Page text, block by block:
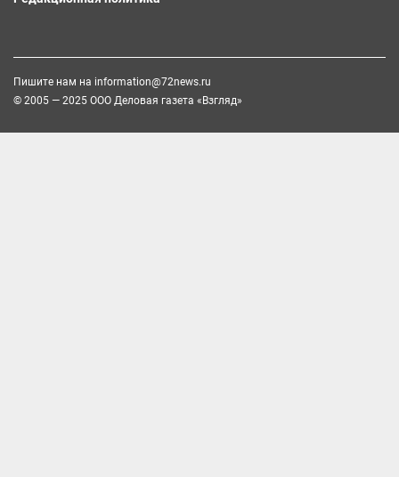
Пишите нам на information@72news.ru
© 2005 — 2025 ООО Деловая газета «Взгляд»